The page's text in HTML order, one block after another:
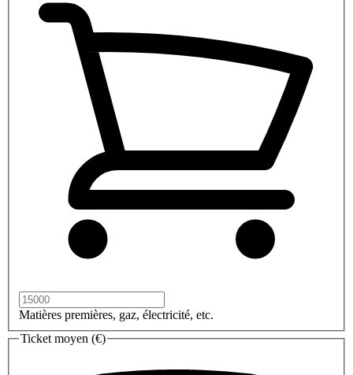
Matières premières, gaz, électricité, etc.
Ticket moyen (€)